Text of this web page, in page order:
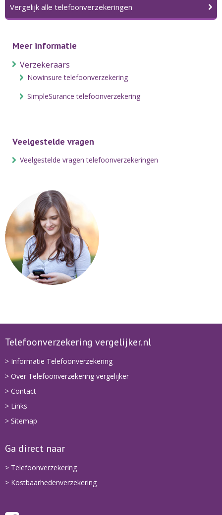
Vergelijk alle telefoonverzekeringen
Meer informatie
Verzekeraars
Nowinsure telefoonverzekering
SimpleSurance telefoonverzekering
Veelgestelde vragen
Veelgestelde vragen telefoonverzekeringen
Telefoonverzekering vergelijker.nl
> Informatie Telefoonverzekering
> Over Telefoonverzekering vergelijker
> Contact
> Links
> Sitemap
Ga direct naar
> Telefoonverzekering
> Kostbaarhedenverzekering